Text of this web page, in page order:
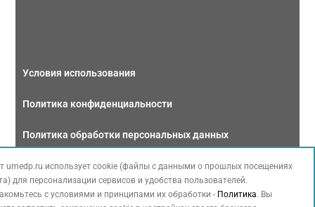
Условия использования
Политика конфиденциальности
Политика обработки персональных данных
Связаться с нами
umedp.ru использует cookie (файлы с данными о прошлых посещениях
для персонализации сервисов и удобства пользователей.
с условиями и принципами их обработки - Политика. Вы